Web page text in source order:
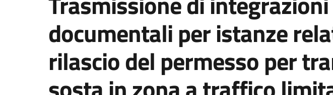
documentali per istanze
rilascio del permesso per